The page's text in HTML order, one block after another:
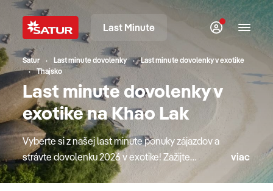
Last Minute
Satur Last minute dovolenky
Last minute dovolenky v exotike
Thajsko
Last minute dovolenky v
exotike na Khao Lak
Vyberte si z našej last minute ponuky zájazdov a
strávte dovolenku 2026 v exotike! Zažijte
dobrodružstvo v niektorej z krajín v našej ponuke a
viac